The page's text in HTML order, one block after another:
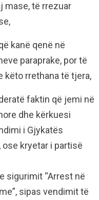
mase, të rrezuar
kanë qenë në
paraprake, por të
këto rrethana të tjera,
faktin që jemi në
dhe kërkuesi
i Gjykatës
kryetar i partisë
sigurimit “Arrest në
sipas vendimit të